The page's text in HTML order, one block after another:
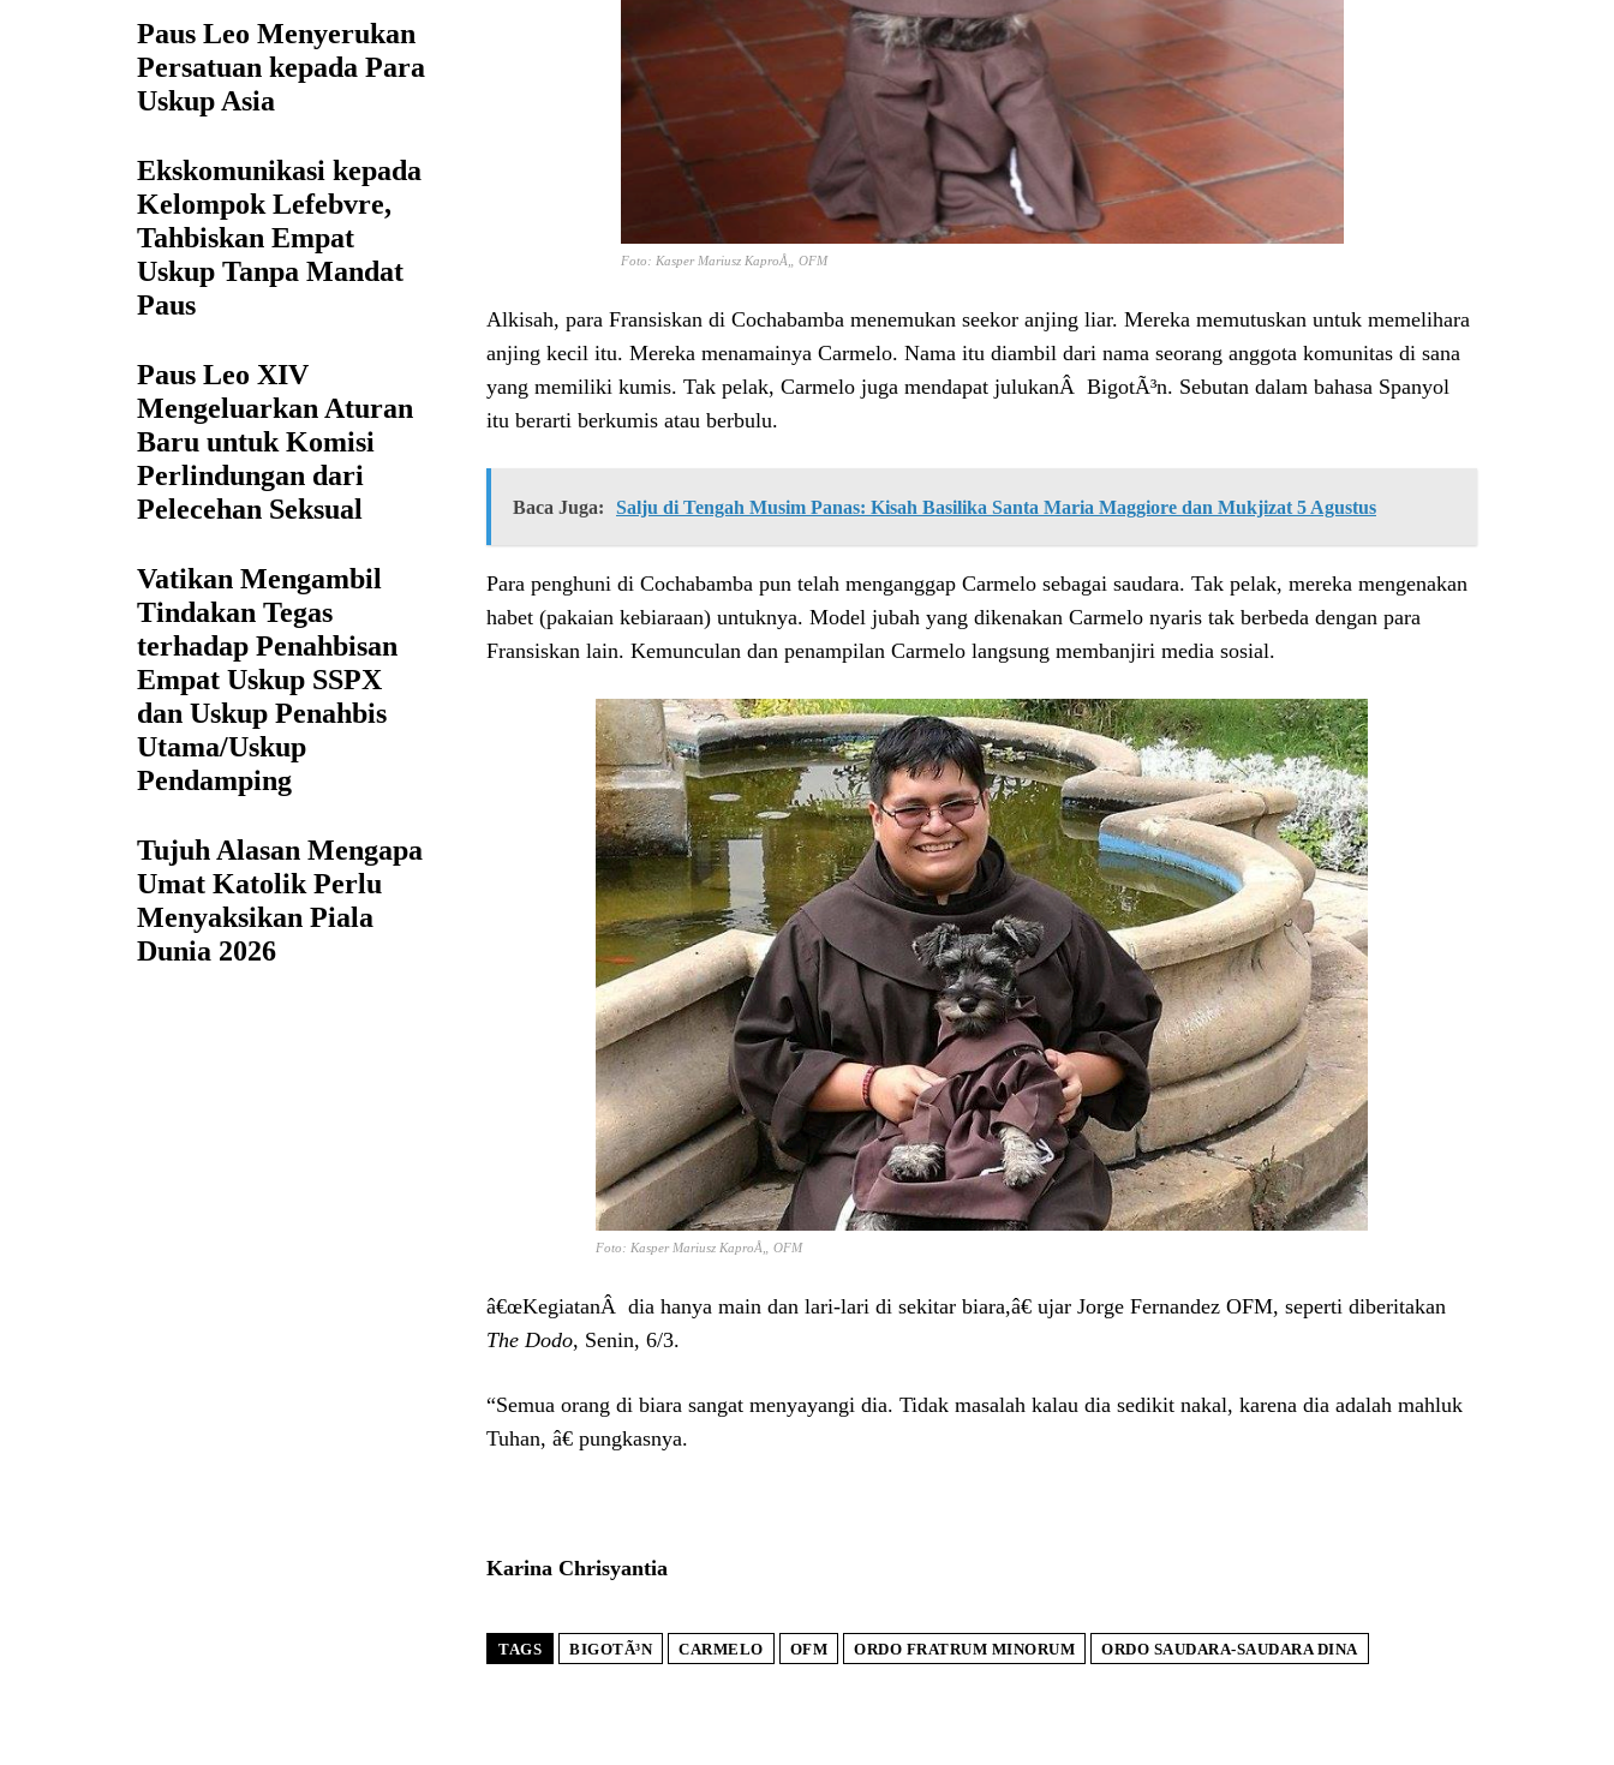
Paus Leo Menyerukan
Persatuan kepada Para
Uskup Asia
Ekskomunikasi kepada
Kelompok Lefebvre,
Tahbiskan Empat
Uskup Tanpa Mandat
Paus
Paus Leo XIV
Mengeluarkan Aturan
Baru untuk Komisi
Perlindungan dari
Pelecehan Seksual
Vatikan Mengambil
Tindakan Tegas
terhadap Penahbisan
Empat Uskup SSPX
dan Uskup Penahbis
Utama/Uskup
Pendamping
Tujuh Alasan Mengapa
Umat Katolik Perlu
Menyaksikan Piala
Dunia 2026
Foto: Kasper Mariusz KaproÅ„ OFM
Alkisah, para Fransiskan di Cochabamba menemukan seekor anjing liar. Mereka memutuskan untuk memelihara
anjing kecil itu. Mereka menamainya Carmelo. Nama itu diambil dari nama seorang anggota komunitas di sana
yang memiliki kumis. Tak pelak, Carmelo juga mendapat julukanÂ BigotÃ³n. Sebutan dalam bahasa Spanyol
itu berarti berkumis atau berbulu.
Baca Juga: Salju di Tengah Musim Panas: Kisah Basilika Santa Maria Maggiore dan Mukjizat 5 Agustus
Para penghuni di Cochabamba pun telah menganggap Carmelo sebagai saudara. Tak pelak, mereka mengenakan
habet (pakaian kebiaraan) untuknya. Model jubah yang dikenakan Carmelo nyaris tak berbeda dengan para
Fransiskan lain. Kemunculan dan penampilan Carmelo langsung membanjiri media sosial.
Foto: Kasper Mariusz KaproÅ„ OFM
â€œKegiatanÂ dia hanya main dan lari-lari di sekitar biara,â€ ujar Jorge Fernandez OFM, seperti diberitakan
The Dodo, Senin, 6/3.
“Semua orang di biara sangat menyayangi dia. Tidak masalah kalau dia sedikit nakal, karena dia adalah mahluk
Tuhan, â€ pungkasnya.
Karina Chrisyantia
TAGS BIGOTÃ³N CARMELO OFM ORDO FRATRUM MINORUM ORDO SAUDARA-SAUDARA DINA